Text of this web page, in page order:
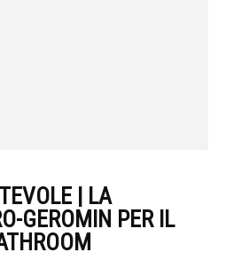
| LA
GEROMIN PER IL